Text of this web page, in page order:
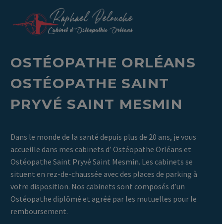
OSTÉOPATHE ORLÉANS
OSTÉOPATHE SAINT
PRYVÉ SAINT MESMIN
Dans le monde de la santé depuis plus de 20 ans, je vous
accueille dans mes cabinets d’ Ostéopathe Orléans et
Ostéopathe Saint Pryvé Saint Mesmin. Les cabinets se
situent en rez-de-chaussée avec des places de parking à
votre disposition. Nos cabinets sont composés d’un
Ostéopathe diplômé et agréé par les mutuelles pour le
remboursement.